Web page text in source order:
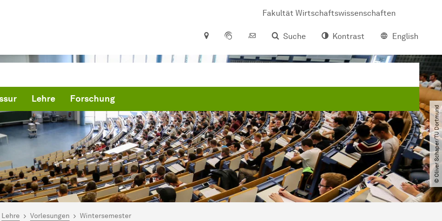
Fakultät Wirtschaftswissenschaften
Suche
Kontrast English
Lehre Forschung
© Oliver Schaper​/​TU Dortmund
hier:
Lehre Vorlesungen Wintersemester